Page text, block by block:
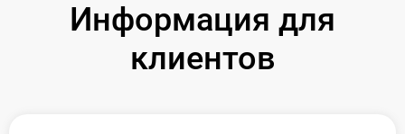
Информация для
клиентов